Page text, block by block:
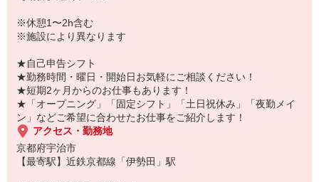
※休憩1〜2h含む
※施設により異なります
★自己申告シフト
★勤務時間・曜日・開始日お気軽にご相談ください！
★短期2ヶ月からのお仕事もあります！
★「オープニング」「固定シフト」「土日祝休み」「夜勤メイ
ン」などご希望に合わせたお仕事をご紹介します！
アクセス・勤務地
京都府宇治市
【最寄駅】近鉄京都線「伊勢田」駅